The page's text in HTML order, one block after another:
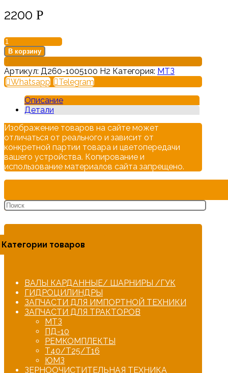
2200 Р
В корзину
Артикул: Д260-1005100 Н2 Категория: МТЗ
Whatsapp
Telegram
Описание
Детали
Изображение товаров на сайте может
отличаться от реального и зависит от
конкретной партии товара и цветопередачи
вашего устройства. Копирование и
использование материалов сайта запрещено.
Категории товаров
ВАЛЫ КАРДАННЫЕ/ ШАРНИРЫ /ГУК
ГИДРОЦИЛИНДРЫ
ЗАПЧАСТИ ДЛЯ ИМПОРТНОЙ ТЕХНИКИ
ЗАПЧАСТИ ДЛЯ ТРАКТОРОВ
МТЗ
ПД-10
РЕМКОМПЛЕКТЫ
Т40/Т25/Т16
ЮМЗ
ЗЕРНООЧИСТИТЕЛЬНАЯ ТЕХНИКА